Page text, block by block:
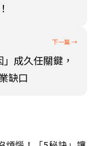
成久任關鍵，
缺口